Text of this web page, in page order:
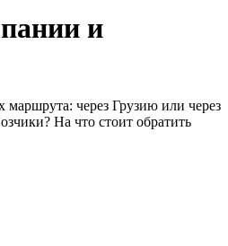
и
через Грузию или через
На что стоит обратить